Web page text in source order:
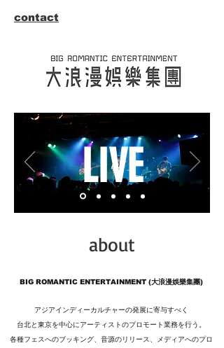
contact
LIVE
about
BIG ROMANTIC ENTERTAINMENT (大浪漫娛樂集團)
アジアインディーカルチャーの発展に寄与すべく
台北と東京を中心にアーティストのプロモート業務を行う。
各種フェスへのブッキング、音源のリリース、メディアへのプロ